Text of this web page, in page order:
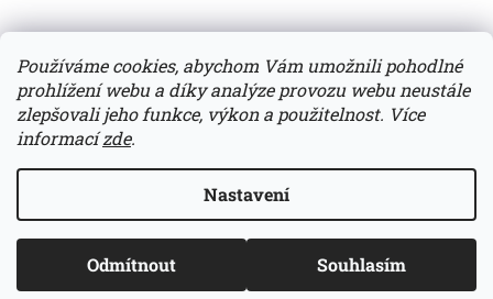
Používáme cookies, abychom Vám umožnili pohodlné
prohlížení webu a díky analýze provozu webu neustále
zlepšovali jeho funkce, výkon a použitelnost. Více
informacízde.
Nastavení
Odmítnout Souhlasím
Vytvořil Shoptet
Bilimarket.cz
. Všechna práva vyhrazena.
Upravit nastavení cookies